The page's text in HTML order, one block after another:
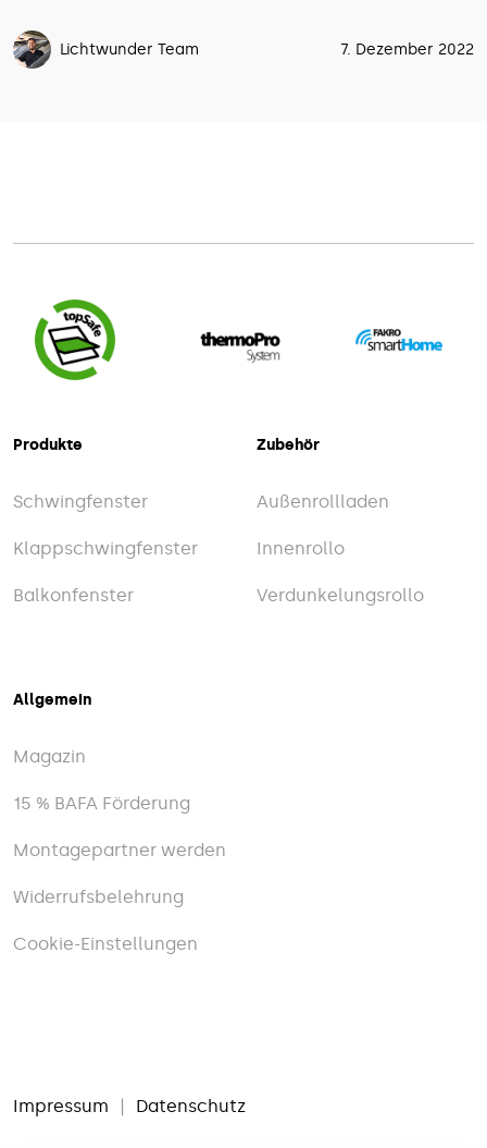
Lichtwunder Team 7. Dezember 2022
Produkte
Schwingfenster
Klappschwingfenster
Balkonfenster
Zubehör
Außenrollladen
Innenrollo
Verdunkelungsrollo
Allgemein
Magazin
15 % BAFA Förderung
Montagepartner werden
Widerrufsbelehrung
Cookie-Einstellungen
Impressum | Datenschutz